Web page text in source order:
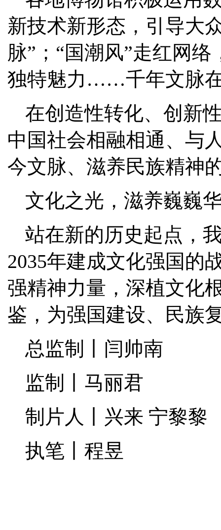
新技术新形态，引导大
脉”；“国潮风”走红网
独特魅力……千年文脉
在创造性转化、创新
中国社会相融相通、与
今文脉、滋养民族精神
文化之光，滋养巍巍
站在新的历史起点，
2035年建成文化强国的
强精神力量，深植文化
鉴，为强国建设、民族
总监制丨闫帅南
监制丨马丽君
制片人丨兴来 宁黎黎
执笔丨程昱